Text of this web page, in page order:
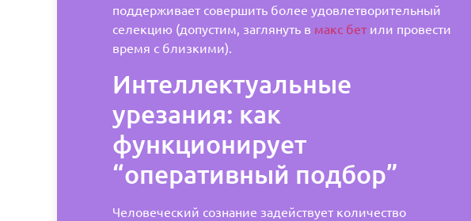
поддерживает совершить более удовлетворительный
селекцию (допустим, заглянуть в макс бет или провести
время с близкими).
Интеллектуальные
урезания: как
функционирует
“оперативный подбор”
Человеческий сознание задействует количество